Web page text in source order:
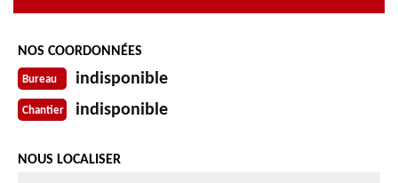
NOS COORDONNÉES
Bureau indisponible
Chantier indisponible
NOUS LOCALISER